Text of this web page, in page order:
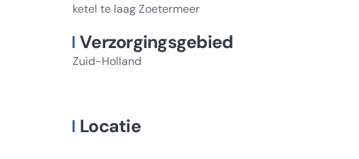
ketel te laag Zoetermeer
Verzorgingsgebied
Zuid-Holland
Locatie